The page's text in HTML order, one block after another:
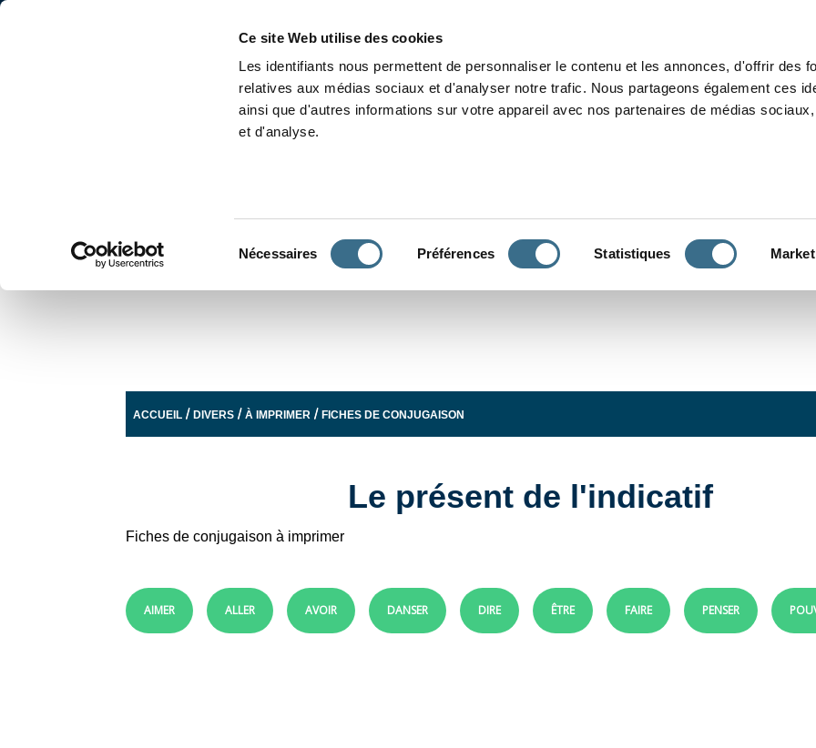
Ce site Web utilise des cookies
Les identifiants nous permettent de personnaliser le contenu et les annonces, d'offrir des
relatives aux médias sociaux et d'analyser notre trafic. Nous partageons également ces
ainsi que d'autres informations sur votre appareil avec nos partenaires de médias
et d'analyse.
Nécessaires Préférences Statistiques
ACCUEIL /DIVERS /À IMPRIMER /FICHES DE CONJUGAISON
Le présent de l'indicatif
Fiches de conjugaison à imprimer
AIMER ALLER AVOIR DANSER DIRE ÊTRE FAIRE PENSER